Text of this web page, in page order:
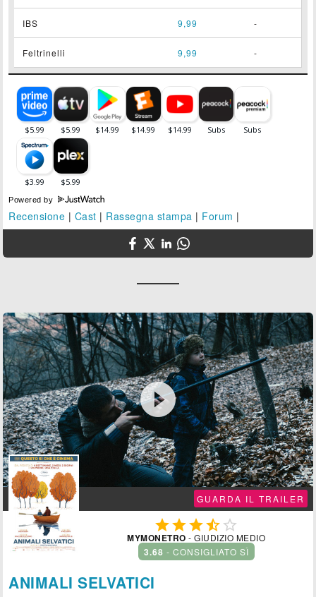
IBS 9,99 -
Feltrinelli 9,99 -
Powered by
Recensione | Cast | Rassegna stampa | Forum |

GUARDA IL TRAILER
 
MYMONETRO - GIUDIZIO MEDIO
3.68 - CONSIGLIATO SÌ
ANIMALI SELVATICI